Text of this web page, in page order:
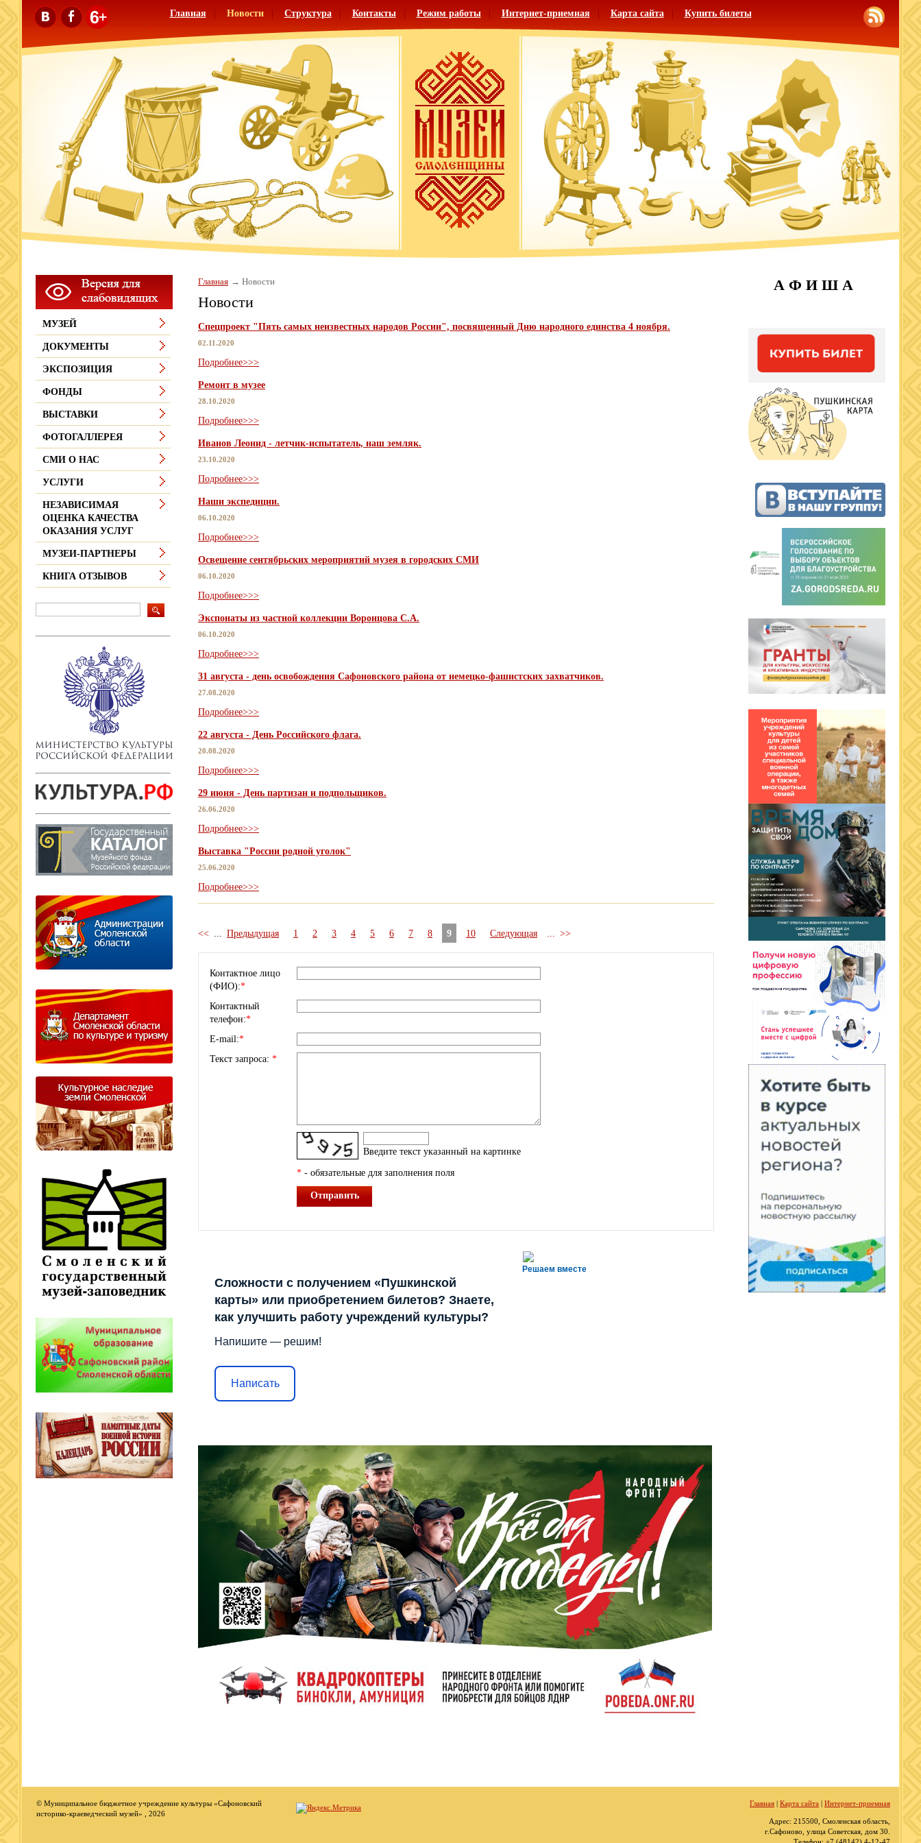
Главная Новости Структура Контакты Режим работы Интернет-приемная Карта сайта Купить билеты
Главная Новости
Новости
Спецпроект "Пять самых неизвестных народов России", посвященный Дню народного единства 4 ноября.
02.11.2020
Подробнее>>>
Ремонт в музее
28.10.2020
Подробнее>>>
Иванов Леонид - летчик-испытатель, наш земляк.
23.10.2020
Подробнее>>>
Наши экспедиции.
06.10.2020
Подробнее>>>
Освещение сентябрьских мероприятий музея в городских СМИ
06.10.2020
Подробнее>>>
Экспонаты из частной коллекции Воронцова С.А.
06.10.2020
Подробнее>>>
31 августа - день освобождения Сафоновского района от немецко-фашистских захватчиков.
27.08.2020
Подробнее>>>
22 августа - День Российского флага.
20.08.2020
Подробнее>>>
29 июня - День партизан и подпольщиков.
26.06.2020
Подробнее>>>
Выставка "России родной уголок"
25.06.2020
Подробнее>>>
<< Предыдущая 1 2 3 4 5 6 7 8 9 10 Следующая >>
Контактное лицо
(ФИО):*
Контактный
телефон:*
E-mail:*
Текст запроса: *
Введите текcт указанный на картинке
* - обязательные для заполнения поля
Отправить
Решаем вместе
Сложности с получением «Пушкинской
карты» или приобретением билетов? Знаете,
как улучшить работу учреждений культуры?
Напишите — решим!
Написать
МУЗЕЙ
ДОКУМЕНТЫ
ЭКСПОЗИЦИЯ
ФОНДЫ
ВЫСТАВКИ
ФОТОГАЛЛЕРЕЯ
СМИ О НАС
УСЛУГИ
НЕЗАВИСИМАЯ
ОЦЕНКА КАЧЕСТВА
ОКАЗАНИЯ УСЛУГ
МУЗЕИ-ПАРТНЕРЫ
КНИГА ОТЗЫВОВ
А Ф И Ш А
© Муниципальное бюджетное учреждение культуры «Сафоновский
историко-краеведческий музей» , 2026
Главная | Карта сайта | Интернет-приемная
Адрес: 215500, Смоленская область,
г.Сафоново, улица Советская, дом 30.